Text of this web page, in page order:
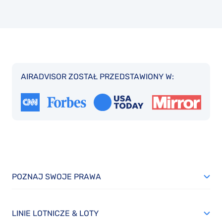
AIRADVISOR ZOSTAŁ PRZEDSTAWIONY W:
POZNAJ SWOJE PRAWA
LINIE LOTNICZE & LOTY